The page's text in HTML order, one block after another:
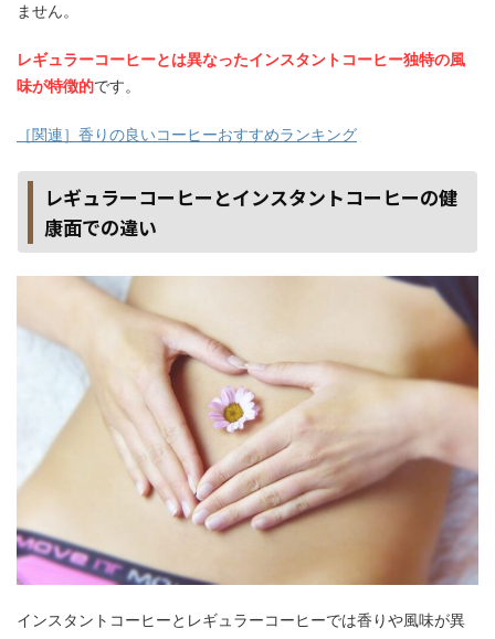
ません。
レギュラーコーヒーとは異なったインスタントコーヒー独特の風
味が特徴的です。
［関連］香りの良いコーヒーおすすめランキング
レギュラーコーヒーとインスタントコーヒーの健
康面での違い
インスタントコーヒーとレギュラーコーヒーでは香りや風味が異